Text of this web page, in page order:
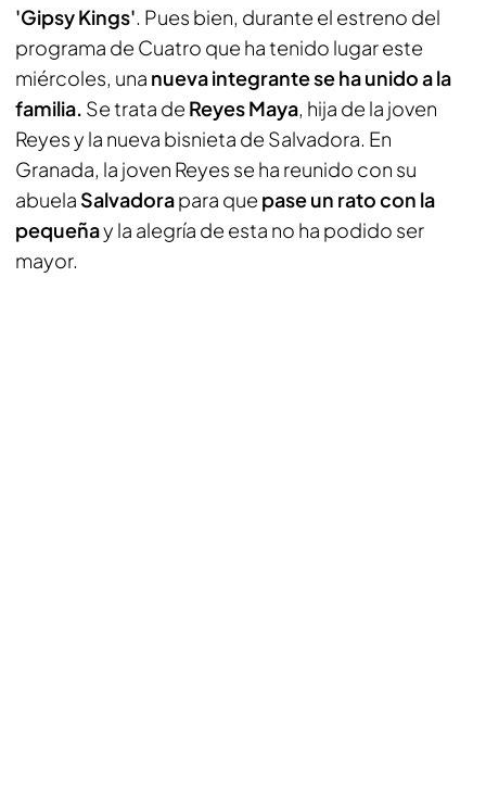
'Gipsy Kings'. Pues bien, durante el estreno del
programa de Cuatro que ha tenido lugar este
miércoles, una nueva integrante se ha unido a la
familia. Se trata de Reyes Maya, hija de la joven
Reyes y la nueva bisnieta de Salvadora. En
Granada, la joven Reyes se ha reunido con su
abuela Salvadorapara que pase un rato con la
pequeñay la alegría de esta no ha podido ser
mayor.